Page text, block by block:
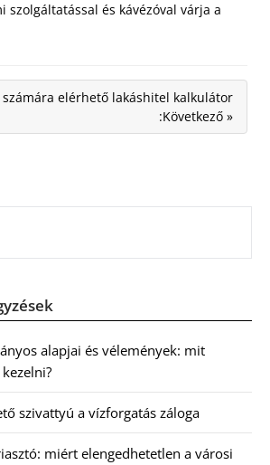
szolgáltatással és kávézóval várja a
számára elérhető lakáshitel kalkulátor
:Következő »
alapjai és vélemények: mit
szivattyú a vízforgatás záloga
miért elengedhetetlen a városi